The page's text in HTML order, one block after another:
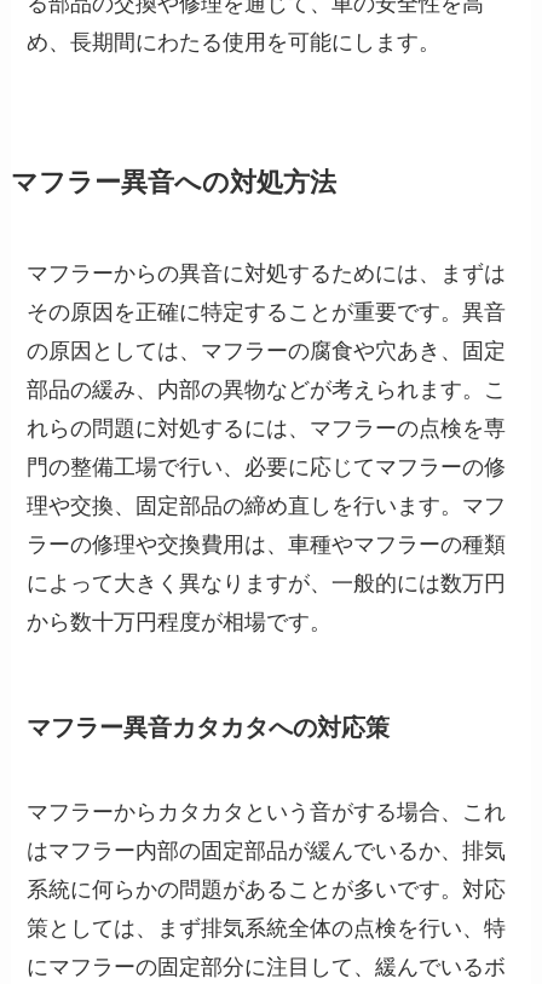
め、長期間にわたる使用を可能にします。
マフラー異音への対処方法
マフラーからの異音に対処するためには、まずは
その原因を正確に特定することが重要です。異音
の原因としては、マフラーの腐食や穴あき、固定
部品の緩み、内部の異物などが考えられます。こ
れらの問題に対処するには、マフラーの点検を専
門の整備工場で行い、必要に応じてマフラーの修
理や交換、固定部品の締め直しを行います。マフ
ラーの修理や交換費用は、車種やマフラーの種類
によって大きく異なりますが、一般的には数万円
から数十万円程度が相場です。
マフラー異音カタカタへの対応策
マフラーからカタカタという音がする場合、これ
はマフラー内部の固定部品が緩んでいるか、排気
系統に何らかの問題があることが多いです。対応
策としては、まず排気系統全体の点検を行い、特
にマフラーの固定部分に注目して、緩んでいるボ